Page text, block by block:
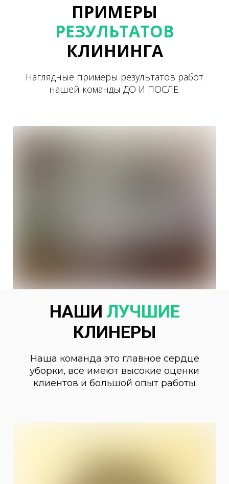
ПРИМЕРЫ
РЕЗУЛЬТАТОВ
КЛИНИНГА
Наглядные примеры результатов работ
нашей команды ДО И ПОСЛЕ.
НАШИ ЛУЧШИЕ
КЛИНЕРЫ
Наша команда это главное сердце
уборки, все имеют высокие оценки
клиентов и большой опыт работы